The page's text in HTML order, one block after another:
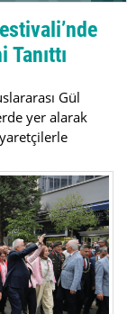
Gül
yer alarak